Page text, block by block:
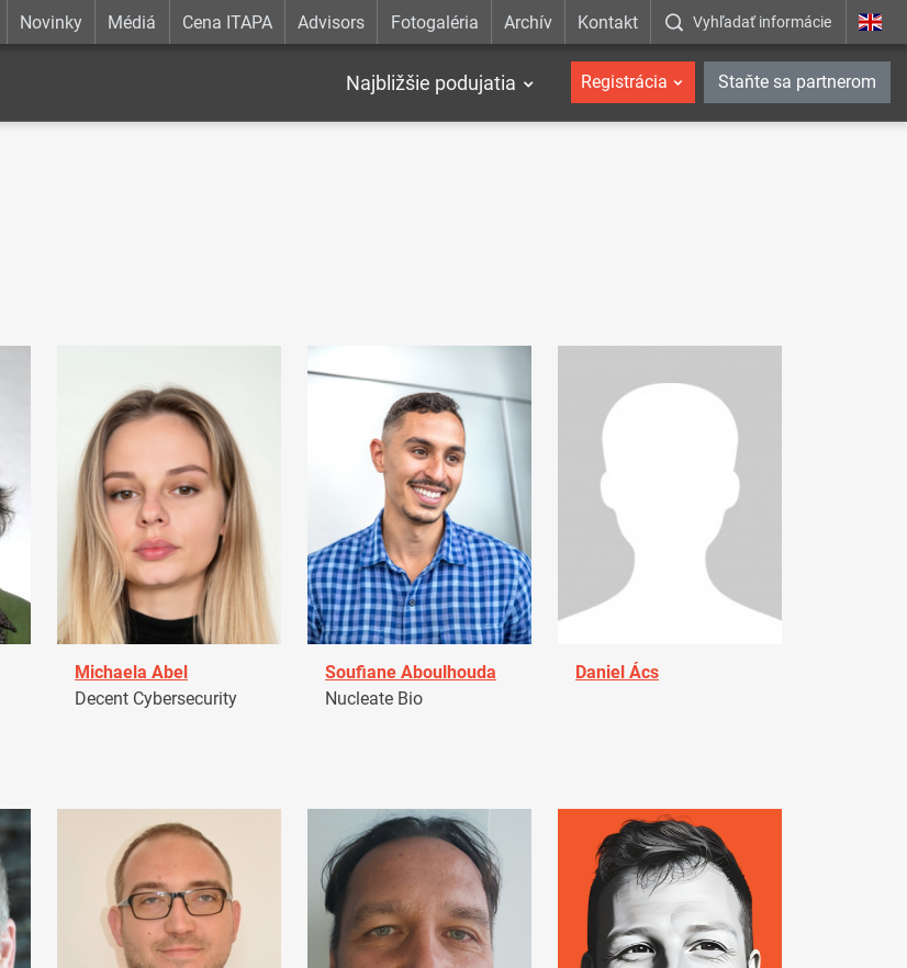
Novinky Médiá Cena ITAPA Advisors Fotogaléria Archív Kontakt Vyhľadať informácie
Najbližšie podujatia Registrácia Staňte sa partnerom
Michaela Abel
Decent Cybersecurity
Soufiane Aboulhouda
Nucleate Bio
Daniel Ács